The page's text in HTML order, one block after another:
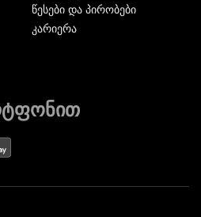
წესები და პირობები
კარიერა